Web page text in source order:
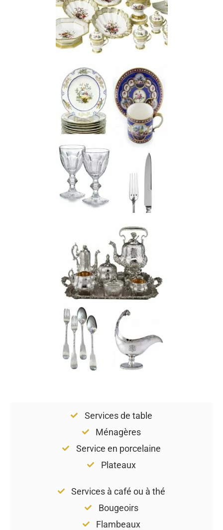
Services de table
Ménagères
Service en porcelaine
Plateaux
Services à café ou à thé
Bougeoirs
Flambeaux